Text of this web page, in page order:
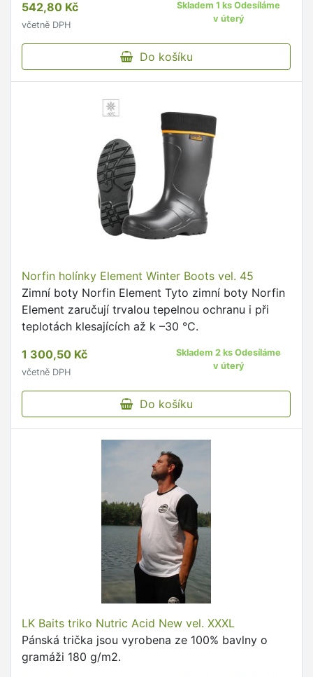
542,80 Kč
včetně DPH
Skladem 1 ks Odesíláme
v úterý
Do košíku
Norfin holínky Element Winter Boots vel. 45
Zimní boty Norfin Element Tyto zimní boty Norfin
Element zaručují trvalou tepelnou ochranu i při
teplotách klesajících až k –30 °C.
1 300,50 Kč
včetně DPH
Skladem 2 ks Odesíláme
v úterý
Do košíku
LK Baits triko Nutric Acid New vel. XXXL
Pánská trička jsou vyrobena ze 100% bavlny o
gramáži 180 g/m2.